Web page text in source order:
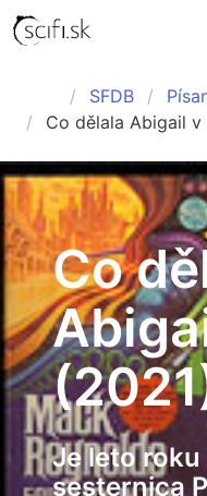
SFDB
Co dělala Abigail v
Co
Je leto roku
sesternica